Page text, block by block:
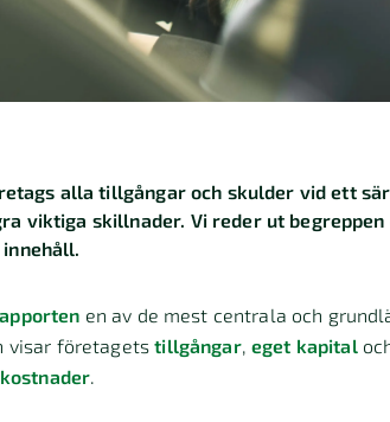
alla tillgångar och skulder vid ett
viktiga skillnader. Vi reder ut
en av de mest centrala och
visar företagetstillgångar, eget kapital
kostnader.